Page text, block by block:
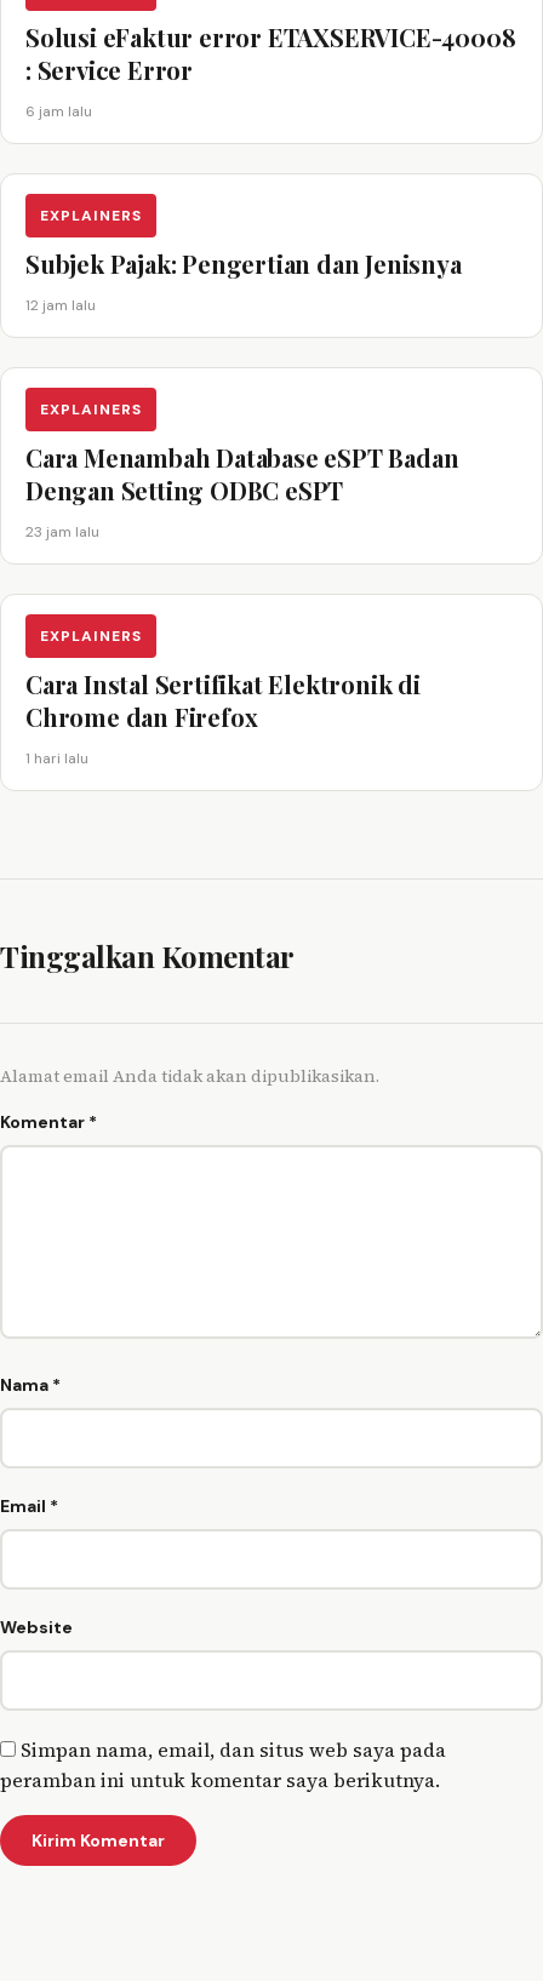
Solusi eFaktur error ETAXSERVICE-40008
: Service Error
6 jam lalu
EXPLAINERS
Subjek Pajak: Pengertian dan Jenisnya
12 jam lalu
EXPLAINERS
Cara Menambah Database eSPT Badan
Dengan Setting ODBC eSPT
23 jam lalu
EXPLAINERS
Cara Instal Sertifikat Elektronik di
Chrome dan Firefox
1 hari lalu
Tinggalkan Komentar
Alamat email Anda tidak akan dipublikasikan.
Komentar *
Nama *
Email *
Website
Simpan nama, email, dan situs web saya pada
peramban ini untuk komentar saya berikutnya.